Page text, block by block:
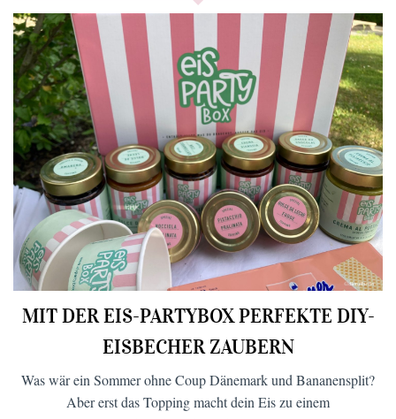
MIT DER EIS-PARTYBOX PERFEKTE DIY-
EISBECHER ZAUBERN
Was wär ein Sommer ohne Coup Dänemark und Bananensplit?
Aber erst das Topping macht dein Eis zu einem